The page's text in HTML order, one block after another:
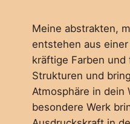
Meine abstrakten,
entstehen aus
kräftige Farben und
Strukturen und
Atmosphäre in dein
besondere Werk